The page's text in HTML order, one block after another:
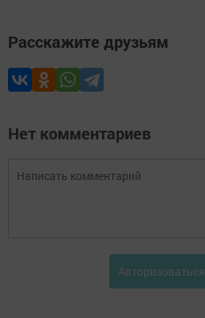
Расскажите друзьям
Нет комментариев
Авторизоваться